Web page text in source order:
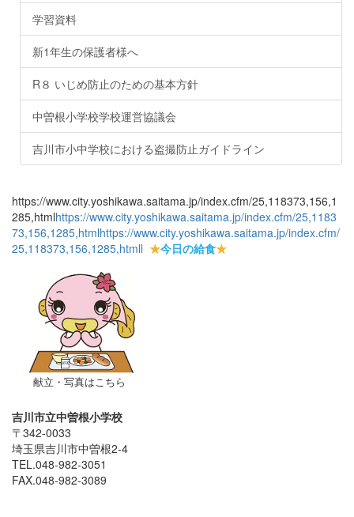
学習資料
新1年生の保護者様へ
R８ いじめ防止のための基本方針
中曽根小学校学校運営協議会
吉川市小中学校における盗撮防止ガイドライン
https://www.city.yoshikawa.saitama.jp/index.cfm/25,118373,156,1
285,htmlhttps://www.city.yoshikawa.saitama.jp/index.cfm/25,1183
73,156,1285,htmlhttps://www.city.yoshikawa.saitama.jp/index.cfm/
25,118373,156,1285,htmll ★今日の給食★
献立・写真はこちら
吉川市立中曽根小学校
〒342-0033
埼玉県吉川市中曽根2-4
TEL.048-982-3051
FAX.048-982-3089